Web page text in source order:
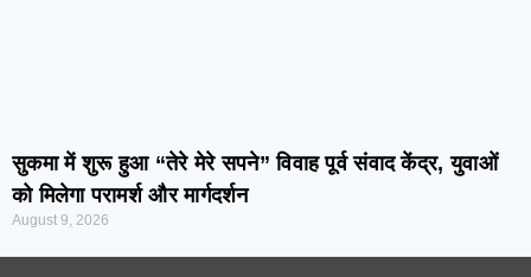
सुकमा में शुरू हुआ “तेरे मेरे सपने” विवाह पूर्व संवाद केंद्र, युवाओं
को मिलेगा परामर्श और मार्गदर्शन
August 9, 2026